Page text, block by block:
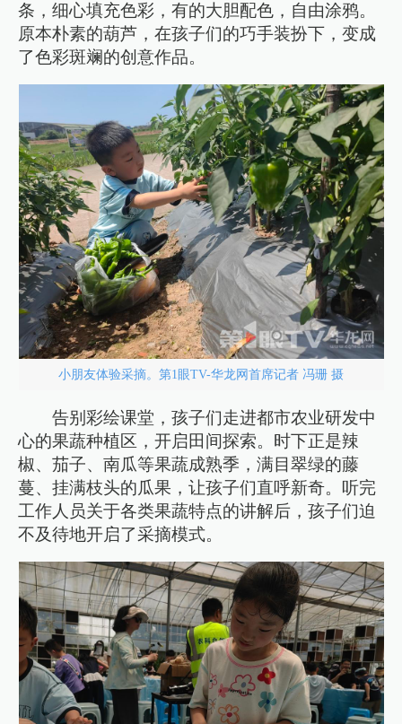
条，细心填充色彩，有的大胆配色，自由涂鸦。
原本朴素的葫芦，在孩子们的巧手装扮下，变成
了色彩斑斓的创意作品。
小朋友体验采摘。第1眼TV-华龙网首席记者 冯珊 摄
告别彩绘课堂，孩子们走进都市农业研发中
心的果蔬种植区，开启田间探索。时下正是辣
椒、茄子、南瓜等果蔬成熟季，满目翠绿的藤
蔓、挂满枝头的瓜果，让孩子们直呼新奇。听完
工作人员关于各类果蔬特点的讲解后，孩子们迫
不及待地开启了采摘模式。